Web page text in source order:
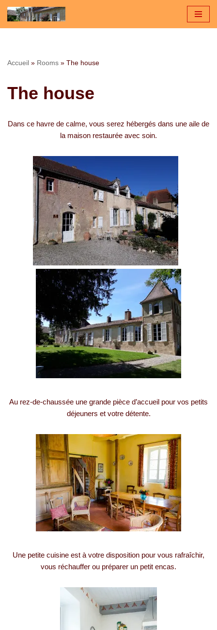
Accueil » Rooms » The house
The house
Dans ce havre de calme, vous serez hébergés dans une aile de
la maison restaurée avec soin.
Au rez-de-chaussée une grande pièce d’accueil pour vos petits
déjeuners et votre détente.
Une petite cuisine est à votre disposition pour vous rafraîchir,
vous réchauffer ou préparer un petit encas.